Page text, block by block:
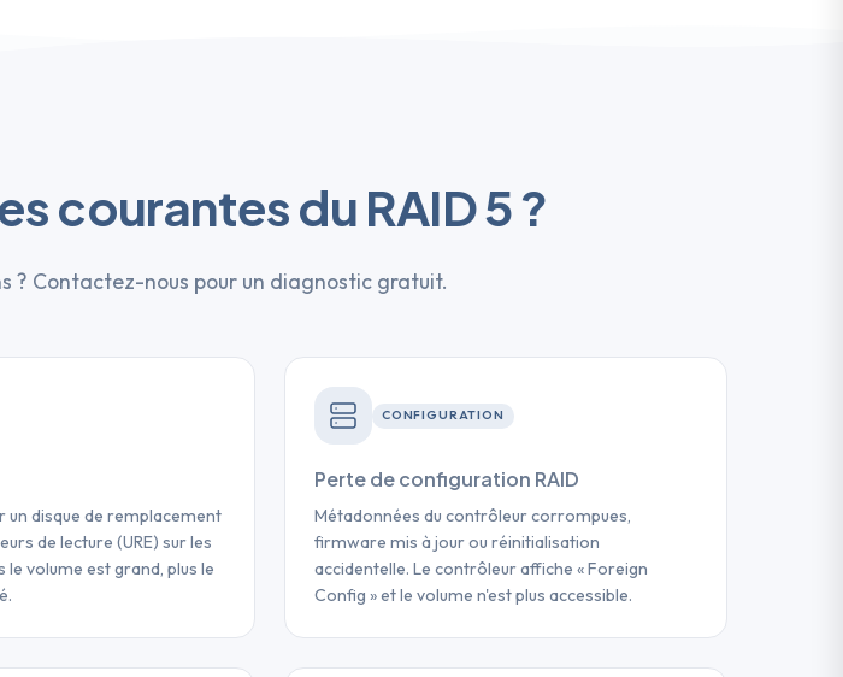
courantes du RAID 5 ?
? Contactez-nous pour un diagnostic gratuit.
un disque de remplacement
de lecture (URE) sur les
le volume est grand, plus le
CONFIGURATION
Perte de configuration RAID
Métadonnées du contrôleur corrompues,
firmware mis à jour ou réinitialisation
accidentelle. Le contrôleur affiche « Foreign
Config » et le volume n'est plus accessible.